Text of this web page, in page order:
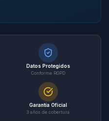
Datos Protegidos
Conforme RGPD
Garantía Oficial
3 años de cobertura